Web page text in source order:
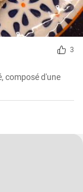
3
composé d'une